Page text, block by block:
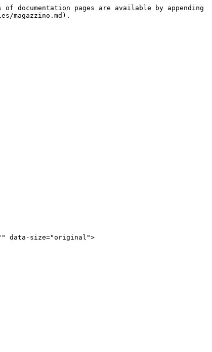
documentation pages are available by appending
magazzino.md).
size="original">